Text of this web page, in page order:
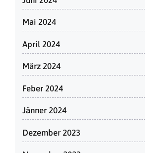
Mai 2024
April 2024
März 2024
Feber 2024
Jänner 2024
Dezember 2023